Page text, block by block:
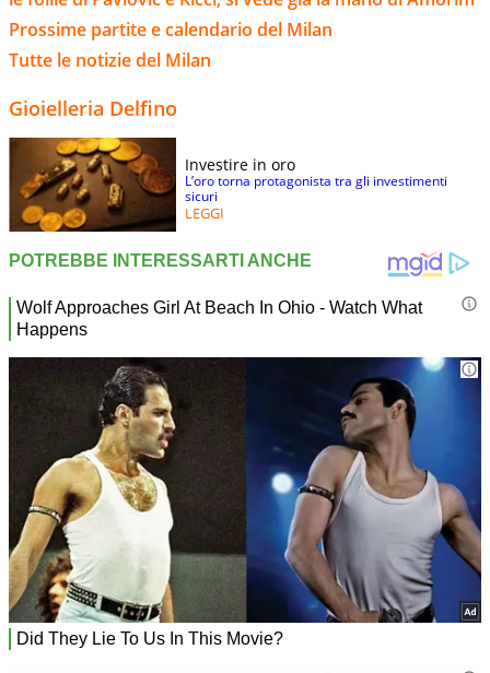
Prossime partite e calendario del Milan
Tutte le notizie del Milan
Gioielleria Delfino
Investire in oro
L’oro torna protagonista tra gli investimenti
sicuri
LEGGI